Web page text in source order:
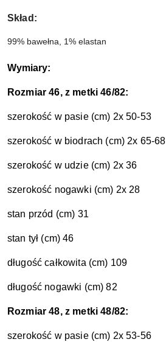
Skład:
99% bawełna, 1% elastan
Wymiary:
Rozmiar 46, z metki 46/82:
szerokość w pasie (cm) 2x 50-53
szerokość w biodrach (cm) 2x 65-68
szerokość w udzie (cm) 2x 36
szerokość nogawki (cm) 2x 28
stan przód (cm) 31
stan tył (cm) 46
długość całkowita (cm) 109
długość nogawki (cm) 82
Rozmiar 48, z metki 48/82:
szerokość w pasie (cm) 2x 53-56